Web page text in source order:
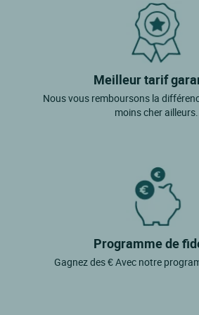
Meilleur tarif
Nous vous remboursons la
moins cher ailleurs..
Programme de
Gagnez des € Avec notre